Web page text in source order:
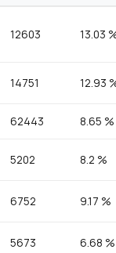
12603 13.03
14751 12.93
62443 8.65 %
5202 8.2 %
6752 9.17 %
5673 6.68 %